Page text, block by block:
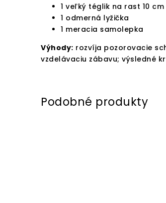
1 veľký téglik na rast 10
1 odmerná lyžička
1 meracia samolepka
Výhody: rozvíja pozorovacie
vzdelávaciu zábavu; výsledné